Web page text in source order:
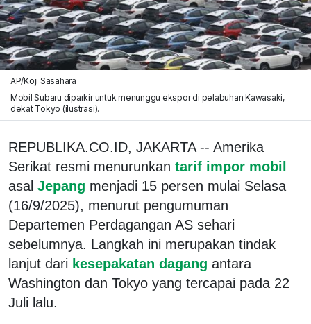
AP/Koji Sasahara
Mobil Subaru diparkir untuk menunggu ekspor di pelabuhan Kawasaki,
dekat Tokyo (ilustrasi).
REPUBLIKA.CO.ID, JAKARTA -- Amerika
Serikat resmi menurunkan tarif impor mobil
asal Jepang menjadi 15 persen mulai Selasa
(16/9/2025), menurut pengumuman
Departemen Perdagangan AS sehari
sebelumnya. Langkah ini merupakan tindak
lanjut dari kesepakatan dagang antara
Washington dan Tokyo yang tercapai pada 22
Juli lalu.